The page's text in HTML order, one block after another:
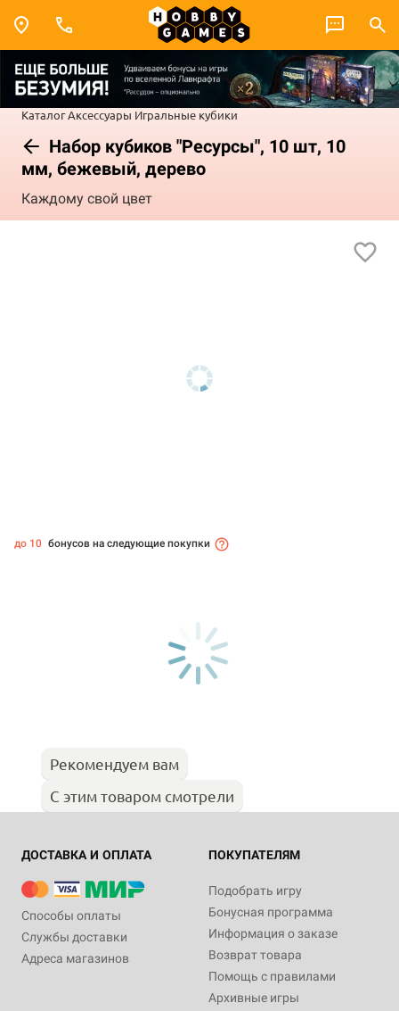
КаталогАксессуары Игральные кубики
Набор кубиков "Ресурсы", 10 шт, 10
мм, бежевый, дерево
Каждому свой цвет
до 10 бонусов на следующие покупки
Рекомендуем вам
С этим товаром смотрели
ДОСТАВКА И ОПЛАТА
Способы оплаты
Службы доставки
Адреса магазинов
ПОКУПАТЕЛЯМ
Подобрать игру
Бонусная программа
Информация о заказе
Возврат товара
Помощь с правилами
Архивные игры